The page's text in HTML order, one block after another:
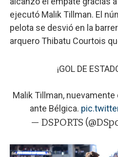
ejecutó Malik Tillman. El
pelota se desvió en la
arquero Thibatu Courtois
¡GOL DE
Malik Tillman, nuevamente
ante Bélgica.
— DSPORTS